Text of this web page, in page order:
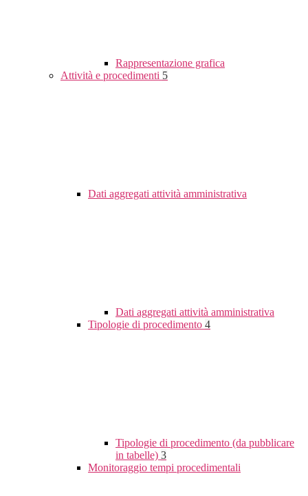
Rappresentazione grafica
Attività e procedimenti 5
Dati aggregati attività amministrativa
Dati aggregati attività amministrativa
Tipologie di procedimento 4
Tipologie di procedimento (da pubblicare
in tabelle) 3
Monitoraggio tempi procedimentali